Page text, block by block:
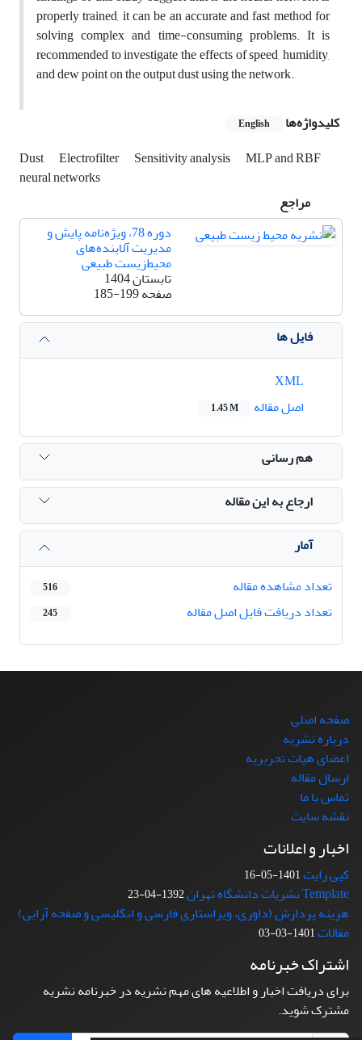
properly trained, it can be an accurate and fast method for
solving complex and time-consuming problems. It is
recommended to investigate the effects of speed, humidity,
and dew point on the output dust using the network.
کلیدواژه‌ها
English
Dust Electrofilter Sensitivity analysis
MLP and RBF
neural networks
مراجع
دوره 78، ویژه‌نامه پایش و
مدیریت آلاینده‌های
محیط‌زیست طبیعی
تابستان 1404
صفحه185-199
فایل ها
اصل مقاله
1.45 M
هم رسانی
ارجاع به این مقاله
آمار
تعداد مشاهده مقاله
516
تعداد دریافت فایل اصل مقاله 245
صفحه اصلی
درباره نشریه
اعضای هیات تحریریه
ارسال مقاله
تماس با ما
نقشه سایت
اخبار و اعلانات
کپی رایت1401-05-16
Template نشریات دانشگاه تهران 1392-04-23
هزینه پردازش (داوری، ویراستاری فارسی و انگلیسی و صفحه آرایی)
مقالات1401-03-03
اشتراک خبرنامه
برای دریافت اخبار و اطلاعیه های مهم نشریه در خبرنامه نشریه
مشترک شوید.